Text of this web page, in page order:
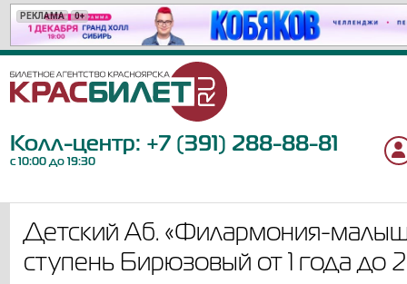
РЕКЛАМА 0+
РЕКЛАМА 18+
РЕКЛАМА 6+
РЕКЛАМА 18+
РЕКЛАМА 6+
РЕКЛАМА 12+
РЕКЛАМА 6+
РЕКЛАМА 12+
РЕКЛАМА 12+
РЕКЛАМА 12+
РЕКЛАМА 6+
РЕКЛАМА 12+
РЕКЛАМА 6+
РЕКЛАМА 16+
РЕКЛАМА 12+
РЕКЛАМА 16+
РЕКЛАМА 12+
РЕКЛАМА 6+
РЕКЛАМА 12+
РЕКЛАМА 12+
Колл-центр: +7 (391) 288-88-81
с 10:00 до 19:30
Детский Аб. «Филармония-
ступень Бирюзовый от 1 года до